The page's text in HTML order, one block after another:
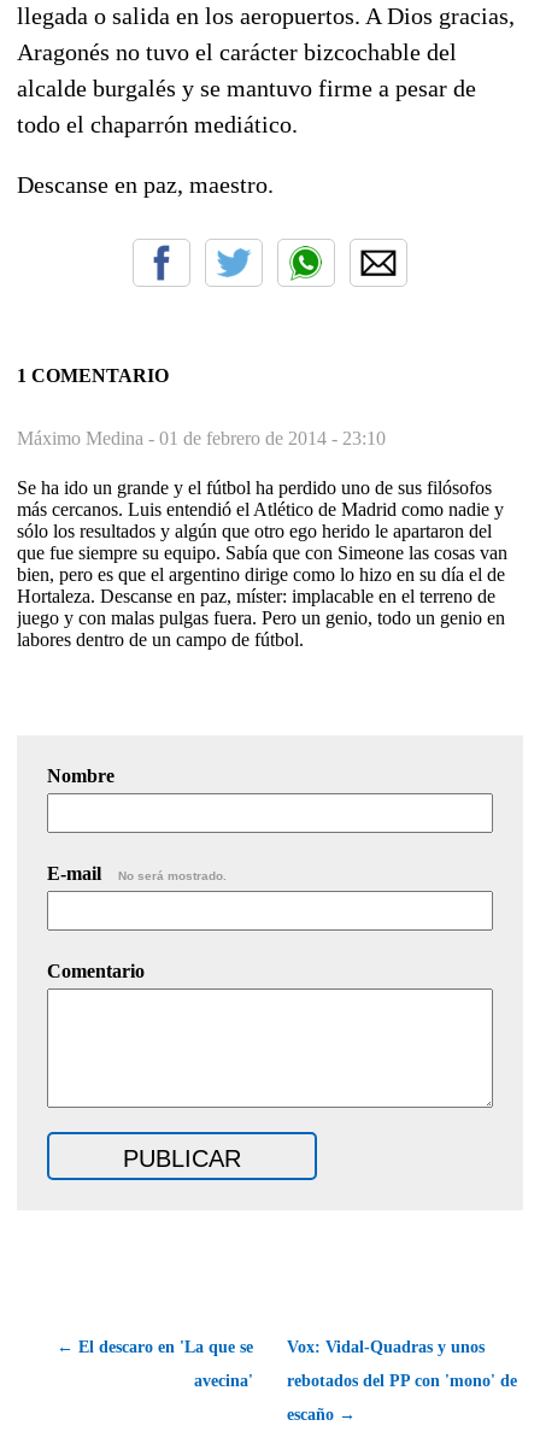
llegada o salida en los aeropuertos. A Dios gracias,
Aragonés no tuvo el carácter bizcochable del
alcalde burgalés y se mantuvo firme a pesar de
todo el chaparrón mediático.
Descanse en paz, maestro.
1 COMENTARIO
Máximo Medina - 01 de febrero de 2014 - 23:10
Se ha ido un grande y el fútbol ha perdido uno de sus filósofos
más cercanos. Luis entendió el Atlético de Madrid como nadie y
sólo los resultados y algún que otro ego herido le apartaron del
que fue siempre su equipo. Sabía que con Simeone las cosas van
bien, pero es que el argentino dirige como lo hizo en su día el de
Hortaleza. Descanse en paz, míster: implacable en el terreno de
juego y con malas pulgas fuera. Pero un genio, todo un genio en
labores dentro de un campo de fútbol.
Nombre
E-mail No será mostrado.
Comentario
← El descaro en 'La que se
avecina'
Vox: Vidal-Quadras y unos
rebotados del PP con 'mono' de
escaño →